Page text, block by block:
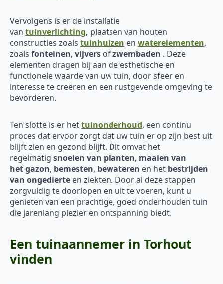
Vervolgens is er de installatie
van tuinverlichting, plaatsen van houten
constructies zoals tuinhuizen en waterelementen,
zoals fonteinen, vijvers ofzwembaden . Deze
elementen dragen bij aan de esthetische en
functionele waarde van uw tuin, door sfeer en
interesse te creëren en een rustgevende omgeving te
bevorderen.
Ten slotte is er hettuinonderhoud, een continu
proces dat ervoor zorgt dat uw tuin er op zijn best uit
blijft zien en gezond blijft. Dit omvat het
regelmatig snoeien van planten, maaien van
hetgazon, bemesten, bewateren en het bestrijden
van ongedierte en ziekten. Door al deze stappen
zorgvuldig te doorlopen en uit te voeren, kunt u
genieten van een prachtige, goed onderhouden tuin
die jarenlang plezier en ontspanning biedt.
Een tuinaannemer in Torhout
vinden